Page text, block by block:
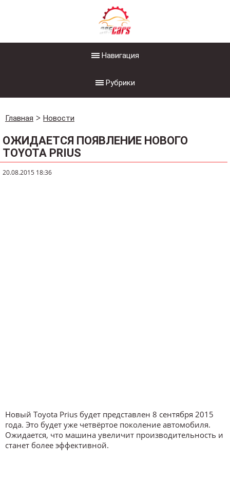
Навигация
Рубрики
Главная Новости
ОЖИДАЕТСЯ ПОЯВЛЕНИЕ НОВОГО
TOYOTA PRIUS
20.08.2015 18:36
Новый Toyota Prius будет представлен 8 сентября 2015
года. Это будет уже четвёртое поколение автомобиля.
Ожидается, что машина увеличит производительность и
станет более эффективной.